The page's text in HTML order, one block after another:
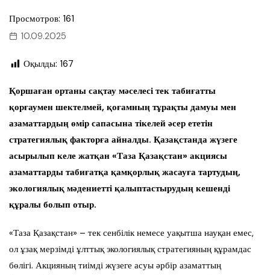
Просмотров: 161
10.09.2025
Оқылды: 167
Қоршаған ортаны сақтау мәселесі тек табиғатты
қорғаумен шектелмей, қоғамның тұрақты дамуы мен
азаматтардың өмір сапасына тікелей әсер ететін
стратегиялық факторға айналды. Қазақстанда жүзеге
асырылып келе жатқан «Таза Қазақстан» акциясы
азаматтарды табиғатқа қамқорлық жасауға тартудың,
экологиялық мәдениетті қалыптастырудың кешенді
құралы болып отыр.
«Таза Қазақстан» – тек сенбілік немесе уақытша науқан емес,
ол ұзақ мерзімді ұлттық экологиялық стратегияның құрамдас
бөлігі. Акцияның тиімді жүзеге асуы әрбір азаматтың